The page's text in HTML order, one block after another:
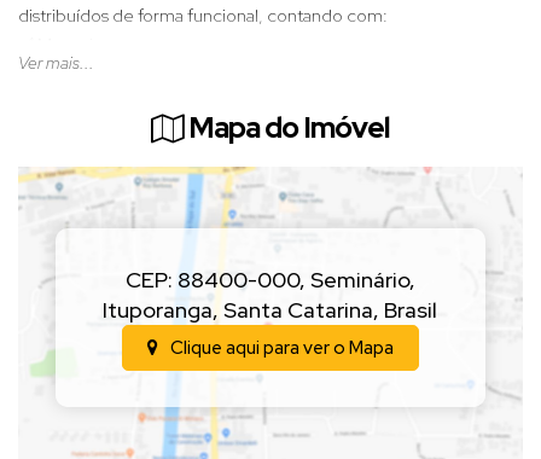
distribuídos de forma funcional, contando com:
✅ Banheiro
✅ Excelente iluminação e espaço para diversos segmentos
📍 Localizadas no Bairro Seminário
, em uma região de grande
visibilidade para o seu empreendimento.
(Valor sujeito a alteração sem aviso prévio)
Entre em contato para mais informações e agende
Ver mais...
Mapa do Imóvel
CEP: 88400-000, Seminário,
Ituporanga,Santa Catarina, Brasil
Clique aqui para ver o Mapa